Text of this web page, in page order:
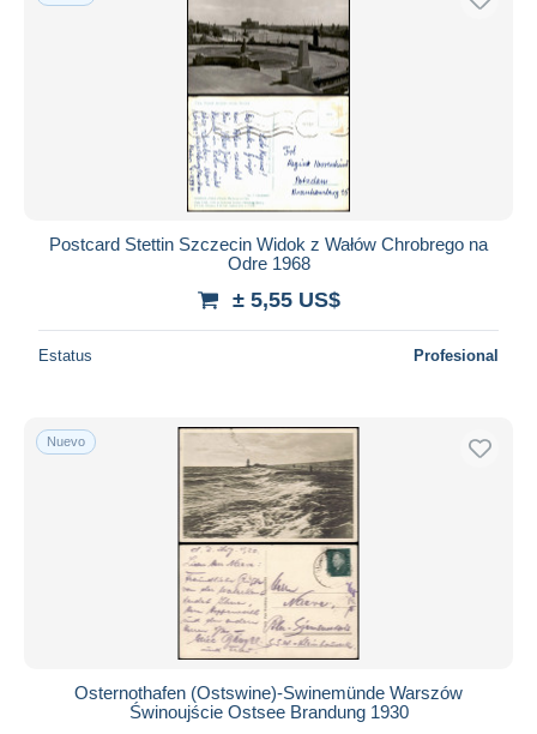
Aplicar
Postcard Stettin Szczecin Widok z Wałów Chrobrego na
Odre 1968
± 5,55 US$
Estatus Profesional
Nuevo
Osternothafen (Ostswine)-Swinemünde Warszów
Świnoujście Ostsee Brandung 1930